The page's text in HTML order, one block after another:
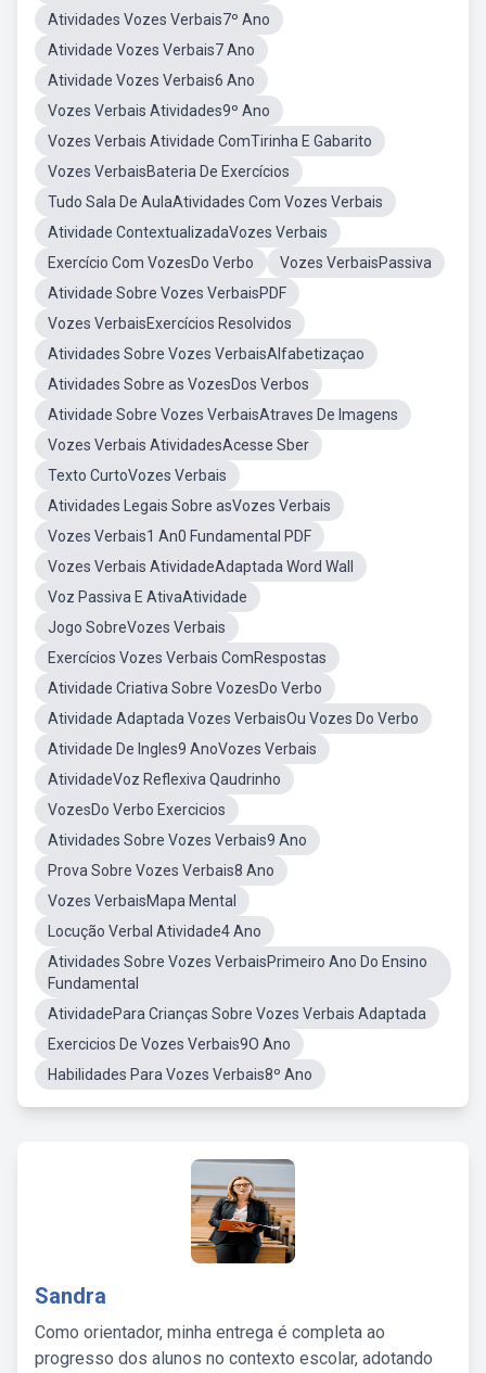
Atividades Vozes Verbais7º Ano
Atividade Vozes Verbais7 Ano
Atividade Vozes Verbais6 Ano
Vozes Verbais Atividades9º Ano
Vozes Verbais Atividade ComTirinha E Gabarito
Vozes VerbaisBateria De Exercícios
Tudo Sala De AulaAtividades Com Vozes Verbais
Atividade ContextualizadaVozes Verbais
Exercício Com VozesDo Verbo
Vozes VerbaisPassiva
Atividade Sobre Vozes VerbaisPDF
Vozes VerbaisExercícios Resolvidos
Atividades Sobre Vozes VerbaisAlfabetizaçao
Atividades Sobre as VozesDos Verbos
Atividade Sobre Vozes VerbaisAtraves De Imagens
Vozes Verbais AtividadesAcesse Sber
Texto CurtoVozes Verbais
Atividades Legais Sobre asVozes Verbais
Vozes Verbais1 An0 Fundamental PDF
Vozes Verbais AtividadeAdaptada Word Wall
Voz Passiva E AtivaAtividade
Jogo SobreVozes Verbais
Exercícios Vozes Verbais ComRespostas
Atividade Criativa Sobre VozesDo Verbo
Atividade Adaptada Vozes VerbaisOu Vozes Do Verbo
Atividade De Ingles9 AnoVozes Verbais
AtividadeVoz Reflexiva Qaudrinho
VozesDo Verbo Exercicios
Atividades Sobre Vozes Verbais9 Ano
Prova Sobre Vozes Verbais8 Ano
Vozes VerbaisMapa Mental
Locução Verbal Atividade4 Ano
Atividades Sobre Vozes VerbaisPrimeiro Ano Do Ensino
Fundamental
AtividadePara Crianças Sobre Vozes Verbais Adaptada
Exercicios De Vozes Verbais9O Ano
Habilidades Para Vozes Verbais8º Ano
Sandra
Como orientador, minha entrega é completa ao
progresso dos alunos no contexto escolar, adotando